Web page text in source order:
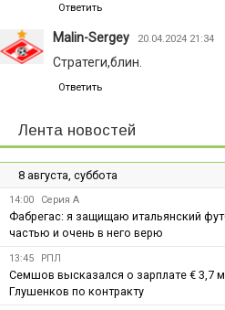
Ответить
Malin-Sergey 20.04.2024 21:34
Стратеги,блин.
Ответить
Лента новостей
8 августа, суббота
14:00 Серия А
Фабрегас: я защищаю итальянский
частью и очень в него верю
13:45 РПЛ
Семшов высказался о зарплате € 3,7
Глушенков по контракту